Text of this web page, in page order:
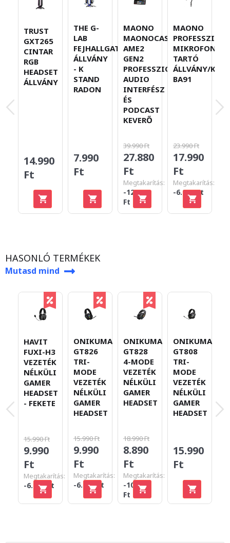
TRUST
GXT265
CINTAR
RGB
HEADSET
ÁLLVÁNY
14.990
Ft
THE G-
LAB
FEJHALLGATÓ
ÁLLVÁNY
- K
STAND
RADON
7.990
Ft
MAONO
MAONOCASTER
AME2
GEN2
PROFESSZIONÁLIS
AUDIO
INTERFÉSZ
ÉS
PODCAST
KEVERŐ
39.990 Ft
27.880
Ft
Megtakarítás:
-12.110
Ft
MAONO
MIKROFON
TARTÓ
ÁLLVÁNY/KAR
BA91
23.990 Ft
17.990
Ft
Megtakarítás:
-6.000 Ft
HASONLÓ TERMÉKEK
Mutasd mind
HAVIT
FUXI-H3
VEZETÉK
NÉLKÜLI
GAMER
HEADSET
- FEKETE
15.990 Ft
9.990
Ft
Megtakarítás:
-6.000 Ft
ONIKUMA
GT826
TRI-
MODE
VEZETÉK
NÉLKÜLI
GAMER
HEADSET
15.990 Ft
9.990
Ft
Megtakarítás:
-6.000 Ft
ONIKUMA
GT828
4-MODE
VEZETÉK
NÉLKÜLI
GAMER
HEADSET
18.990 Ft
8.890
Ft
Megtakarítás:
-10.100
Ft
ONIKUMA
GT808
TRI-
MODE
VEZETÉK
NÉLKÜLI
GAMER
HEADSET
15.990
Ft
-